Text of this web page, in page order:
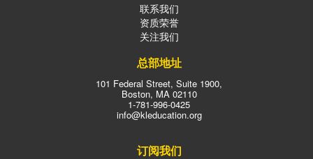
号:PDE33US5A20110506N。
冈州百年名
校美国圣玛
丽中学共同
以美国学校
课程为核
英教材，加
联系我们
资质荣誉
关注我们
总部地址
101 Federal Street, Suite 1900,
Boston, MA 02110
1-781-996-0425
info@kleducation.org
订阅我们